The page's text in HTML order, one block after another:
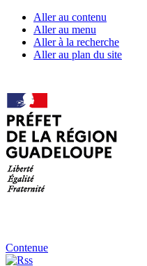
Aller au contenu
Aller au menu
Aller à la recherche
Aller au plan du site
Contenue